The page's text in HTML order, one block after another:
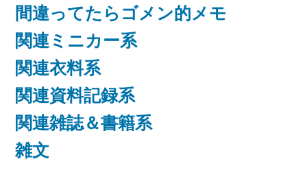
間違ってたらゴメン的メモ
関連ミニカー系
関連衣料系
関連資料記録系
関連雑誌＆書籍系
雑文